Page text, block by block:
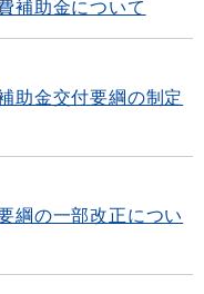
補助金について
助金交付要綱の制定
綱の一部改正につい